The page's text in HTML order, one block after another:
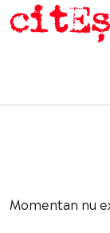
Momentan nu